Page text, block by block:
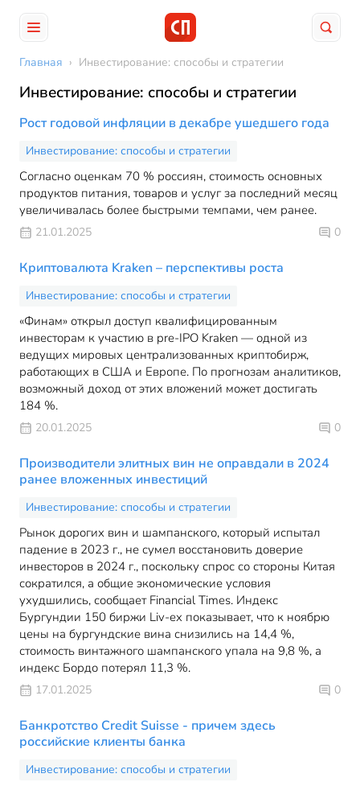
Главная › Инвестирование: способы и стратегии
Инвестирование: способы и стратегии
Рост годовой инфляции в декабре ушедшего года
Инвестирование: способы и стратегии
Согласно оценкам 70 % россиян, стоимость основных
продуктов питания, товаров и услуг за последний месяц
увеличивалась более быстрыми темпами, чем ранее.
21.01.2025 0
Криптовалюта Kraken – перспективы роста
Инвестирование: способы и стратегии
«Финам» открыл доступ квалифицированным
инвесторам к участию в pre-IPO Kraken — одной из
ведущих мировых централизованных криптобирж,
работающих в США и Европе. По прогнозам аналитиков,
возможный доход от этих вложений может достигать
184 %.
20.01.2025 0
Производители элитных вин не оправдали в 2024
ранее вложенных инвестиций
Инвестирование: способы и стратегии
Рынок дорогих вин и шампанского, который испытал
падение в 2023 г., не сумел восстановить доверие
инвесторов в 2024 г., поскольку спрос со стороны Китая
сократился, а общие экономические условия
ухудшились, сообщает Financial Times. Индекс
Бургундии 150 биржи Liv-ex показывает, что к ноябрю
цены на бургундские вина снизились на 14,4 %,
стоимость винтажного шампанского упала на 9,8 %, а
индекс Бордо потерял 11,3 %.
17.01.2025 0
Банкротство Credit Suisse - причем здесь
российские клиенты банка
Инвестирование: способы и стратегии